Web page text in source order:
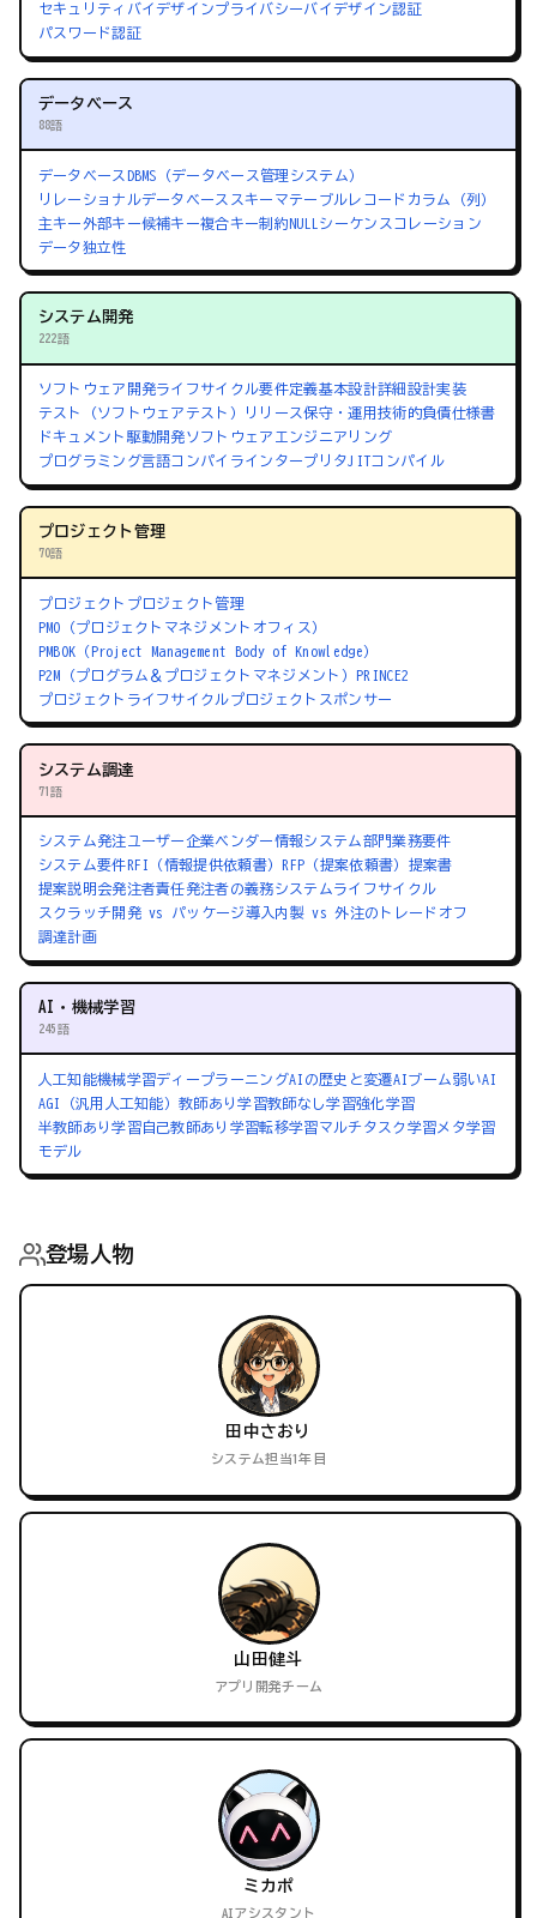
セキュリティバイデザインプライバシーバイデザイン認証
パスワード認証
データベース
88語
データベース DBMS（データベース管理システム）
リレーショナルデータベース スキーマテーブルレコード カラム（列）
主キー外部キー候補キー複合キー制約NULL シーケンス コレーション
データ独立性
システム開発
222語
ソフトウェア開発ライフサイクル要件定義基本設計詳細設計実装
テスト（ソフトウェアテスト）
リリース保守・運用 技術的負債仕様書
ドキュメント駆動開発ソフトウェアエンジニアリング
プログラミング言語コンパイラインタープリタ JITコンパイル
プロジェクト管理
70語
プロジェクト プロジェクト管理
PMO（プロジェクトマネジメントオフィス）
PMBOK（Project Management Body of Knowledge）
P2M（プログラム＆プロジェクトマネジメント） PRINCE2
プロジェクトライフサイクルプロジェクトスポンサー
システム調達
71語
システム発注 ユーザー企業ベンダー情報システム部門業務要件
システム要件 RFI（情報提供依頼書） RFP（提案依頼書） 提案書
提案説明会発注者責任発注者の義務システムライフサイクル
スクラッチ開発 vs パッケージ導入 内製 vs 外注のトレードオフ
調達計画
AI・機械学習
245語
人工知能機械学習ディープラーニングAIの歴史と変遷AIブーム 弱いAI
AGI（汎用人工知能）教師あり学習教師なし学習強化学習
半教師あり学習自己教師あり学習転移学習マルチタスク学習メタ学習
モデル
登場人物
田中さおり
システム担当1年目
山田健斗
アプリ開発チーム
ミカポ
AIアシスタント